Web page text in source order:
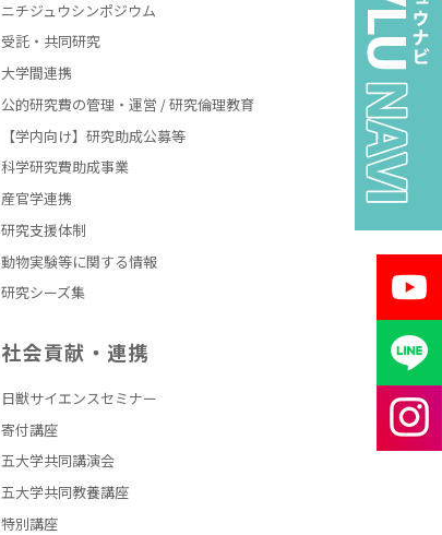
ニチジュウシンポジウム
受託・共同研究
大学間連携
公的研究費の管理・運営 / 研究倫理教育
【学内向け】研究助成公募等
科学研究費助成事業
産官学連携
研究支援体制
動物実験等に関する情報
研究シーズ集
社会貢献・連携
日獣サイエンスセミナー
寄付講座
五大学共同講演会
五大学共同教養講座
特別講座